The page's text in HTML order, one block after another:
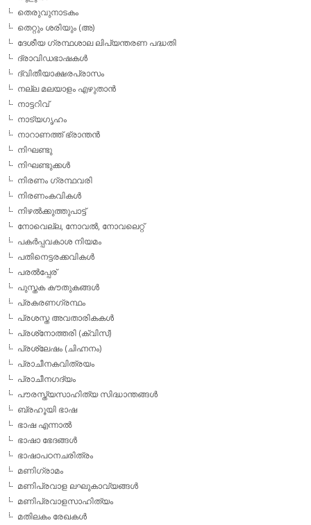
തെരുവുനാടകം
തെറ്റും ശരിയും (അ)
ദേശീയ ഗ്രന്ഥശാല ലിപ്യന്തരണ പദ്ധതി
ദ്രാവിഡഭാഷകള്‍
ദ്വിതീയാക്ഷരപ്രാസം
നല്ല മലയാളം എഴുതാന്‍
നാട്ടറിവ്
നാട്യഗൃഹം
നാറാണത്ത് ഭ്രാന്തന്‍
നിഘണ്ടു
നിഘണ്ടുക്കള്‍
നിരണം ഗ്രന്ഥവരി
നിരണംകവികള്‍
നിഴല്‍ക്കുത്തുപാട്ട്
നോവെല്ല, നോവല്‍, നോവലെറ്റ്
പകര്‍പ്പവകാശ നിയമം
പതിനെട്ടരക്കവികള്‍
പരല്‍പ്പേര്
പുസ്തക കൗതുകങ്ങള്‍
പ്രകരണഗ്രന്ഥം
പ്രശസ്ത അവതാരികകള്‍
പ്രശ്‌നോത്തരി (ക്വിസ്)
പ്രശ്ലേഷം (ചിഹ്നനം)
പ്രാചീനകവിത്രയം
പ്രാചീനഗദ്യം
പൗരസ്ത്യസാഹിത്യ സിദ്ധാന്തങ്ങള്‍
ബ്രഹൂയി ഭാഷ
ഭാഷ എന്നാല്‍
ഭാഷാ ഭേദങ്ങള്‍
ഭാഷാപഠനചരിത്രം
മണിഗ്രാമം
മണിപ്രവാള ലഘുകാവ്യങ്ങള്‍
മണിപ്രവാളസാഹിത്യം
മതിലകം രേഖകള്‍